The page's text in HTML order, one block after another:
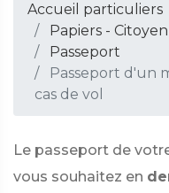
Accueil particuliers
Papiers -
Passeport
Passeport d'un
cas de vol
Le passeport de
vous souhaitez en